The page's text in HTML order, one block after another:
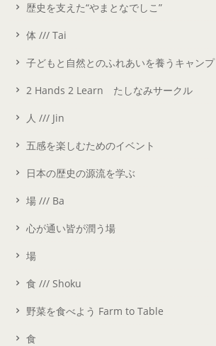
歴史を支えた“やまとなでしこ”
体 /// Tai
子どもと自然とのふれあいを養うキャンプ
2 Hands 2 Learn たしなみサークル
人 /// Jin
五感を楽しむためのイベント
日本の歴史の源流を学ぶ
場 /// Ba
心が通い皆が潤う場
場
食 /// Shoku
野菜を食べよう Farm to Table
食